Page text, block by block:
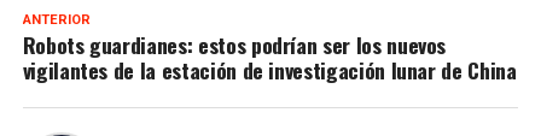
ANTERIOR
Robots guardianes: estos podrían ser los nuevos
vigilantes de la estación de investigación lunar de China